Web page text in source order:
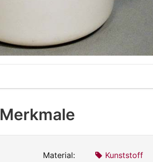
Merkmale
Material:
Kunststoff